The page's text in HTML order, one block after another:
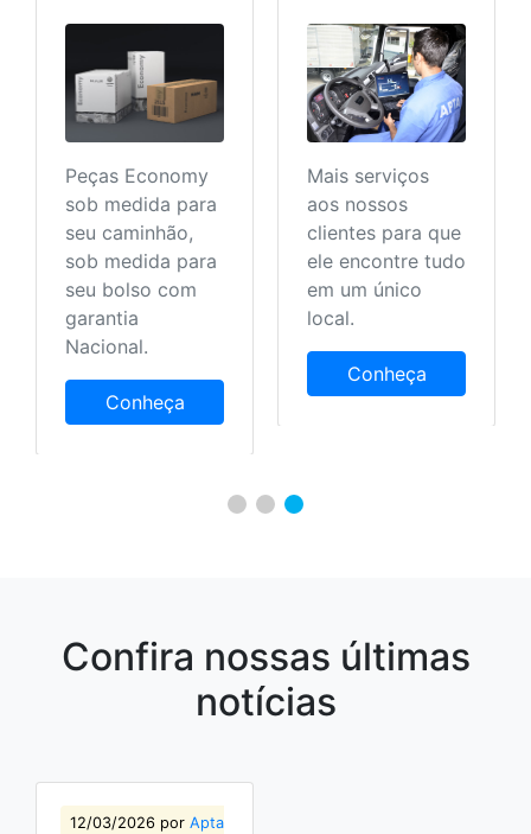
Peças Economy
sob medida para
seu caminhão,
sob medida para
seu bolso com
garantia
Nacional.
Conheça
Mais serviços
aos nossos
clientes para que
ele encontre tudo
em um único
local.
Conheça
Confira nossas últimas
notícias
12/03/2026 por Apta